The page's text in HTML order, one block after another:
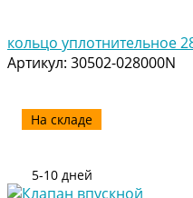
кольцо уплотнительное
Артикул: 30502-028000N
На складе
5-10 дней